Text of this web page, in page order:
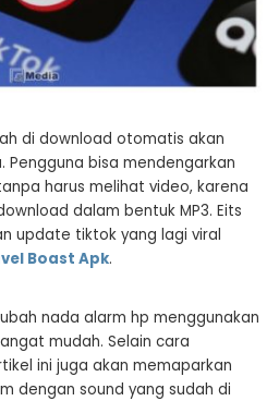
di download otomatis akan
Pengguna bisa mendengarkan
harus melihat video, karena
dalam bentuk MP3. Eits
update tiktok yang lagi viral
Boast Apk.
nada alarm hp menggunakan
mudah. Selain cara
ini juga akan memaparkan
dengan sound yang sudah di